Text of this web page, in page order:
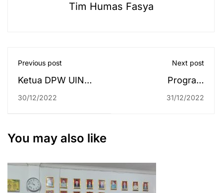
Tim Humas Fasya
Previous post
Ketua DPW UIN
Antasari Sanjung
Fakultas Syariah
30/12/2022
Next post
Program
Pascasarjana
31/12/2022
You may also like